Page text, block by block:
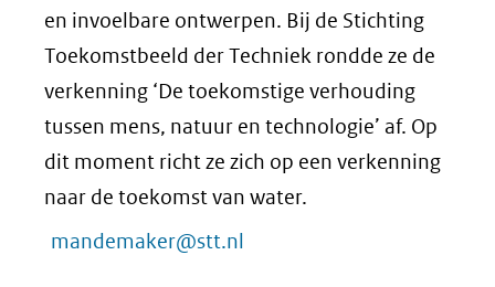
en invoelbare ontwerpen. Bij de Stichting
Toekomstbeeld der Techniek rondde ze de
verkenning ‘De toekomstige verhouding
tussen mens, natuur en technologie’ af. Op
dit moment richt ze zich op een verkenning
naar de toekomst van water.
mandemaker@stt.nl